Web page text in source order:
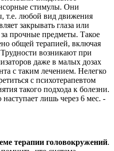
стимулы. Они
т.е. любой вид движения
закрывать глаза или
прочные предметы. Такое
общей терапией, включая
возникают при
даже в малых дозах
с таким лечением. Нелегко
с психотерапевтом
такого подхода к болезни.
лишь через 6 мес. -
терапии головокружений.